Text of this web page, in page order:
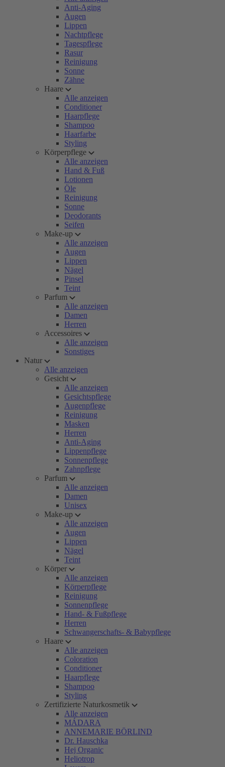
Anti-Aging
Augen
Lippen
Nachtpflege
Tagespflege
Rasur
Reinigung
Sonne
Zähne
Haare
Alle anzeigen
Conditioner
Haarpflege
Shampoo
Haarfarbe
Styling
Körperpflege
Alle anzeigen
Hand & Fuß
Lotionen
Öle
Reinigung
Sonne
Deodorants
Seifen
Make-up
Alle anzeigen
Augen
Lippen
Nägel
Pinsel
Teint
Parfum
Alle anzeigen
Damen
Herren
Accessoires
Alle anzeigen
Sonstiges
Natur
Alle anzeigen
Gesicht
Alle anzeigen
Gesichtspflege
Augenpflege
Reinigung
Masken
Herren
Anti-Aging
Lippenpflege
Sonnenpflege
Zahnpflege
Parfum
Alle anzeigen
Damen
Unisex
Make-up
Alle anzeigen
Augen
Lippen
Nägel
Teint
Körper
Alle anzeigen
Körperpflege
Reinigung
Sonnenpflege
Hand- & Fußpflege
Herren
Schwangerschafts- & Babypflege
Haare
Alle anzeigen
Coloration
Conditioner
Haarpflege
Shampoo
Styling
Zertifizierte Naturkosmetik
Alle anzeigen
MÁDARA
ANNEMARIE BÖRLIND
Dr. Hauschka
Hej Organic
Heliotrop